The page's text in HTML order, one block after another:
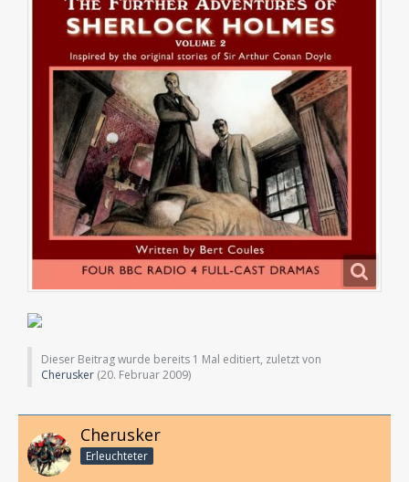
Dieser Beitrag wurde bereits 1 Mal editiert, zuletzt von
Cherusker (20. Februar 2009)
Cherusker
Erleuchteter